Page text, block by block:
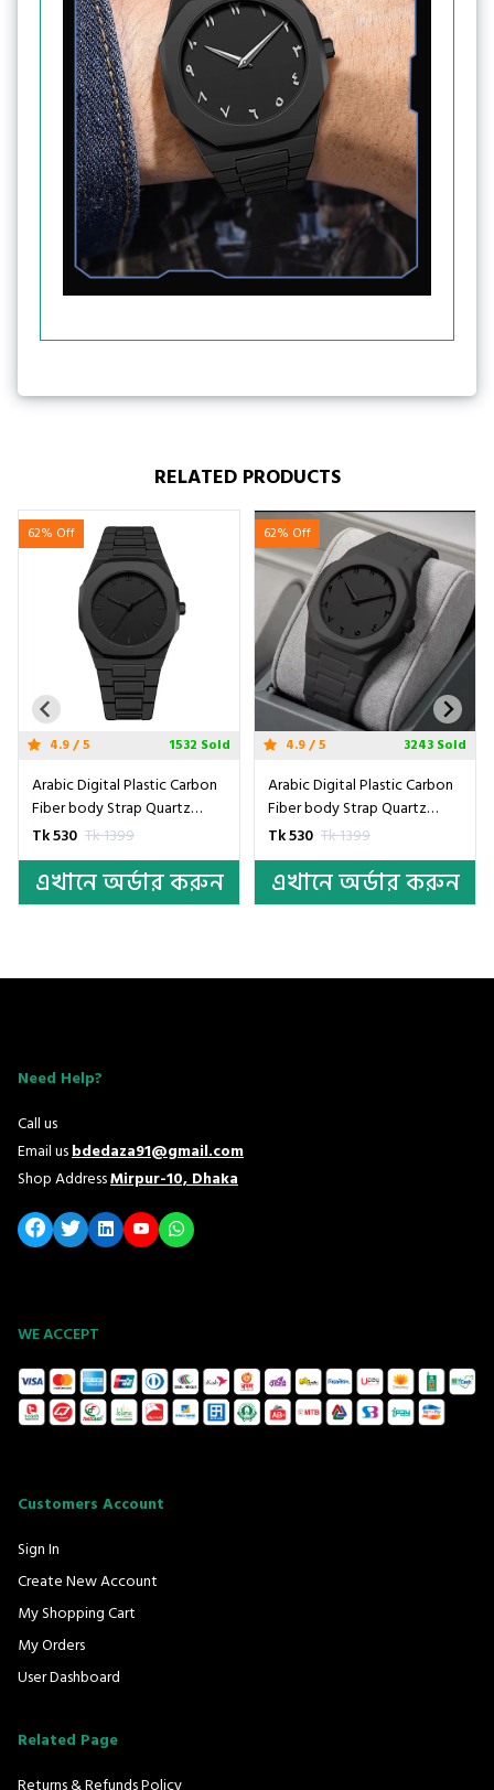
RELATED PRODUCTS
62% Off
4.9 / 5 3243 Sold
Arabic Digital Plastic Carbon
Fiber body Strap Quartz
Men's Watch Casual
Waterproof - Black
Tk 530 Tk 1399
এখানে অর্ডার করুন
62% Off
4.9 / 5 3421 Sold
Arabic Digital Plastic Carbon
Fiber body Strap Quartz
Men's Watch Casual
Waterproof - Black & Blue
Tk 530 Tk 1399
এখানে অর্ডার করুন
Need Help?
Call us
Email usbdedaza91@gmail.com
Shop AddressMirpur-10, Dhaka
WE ACCEPT
Customers Account
Sign In
Create New Account
My Shopping Cart
My Orders
User Dashboard
Related Page